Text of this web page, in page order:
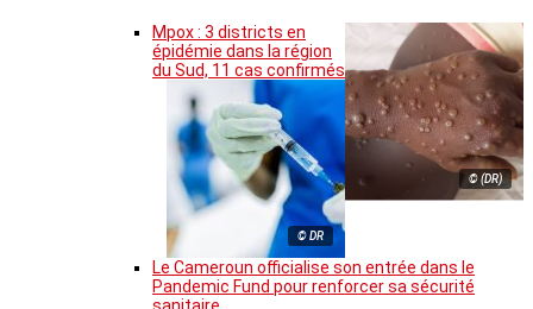
© (DR)
Mpox : 3 districts en
épidémie dans la région
du Sud, 11 cas confirmés
© DR
Le Cameroun officialise son entrée dans le
Pandemic Fund pour renforcer sa sécurité